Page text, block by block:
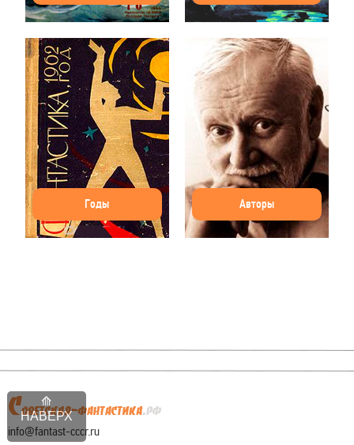
НАВЕРХ
Годы Авторы
info@fantast-cccr.ru